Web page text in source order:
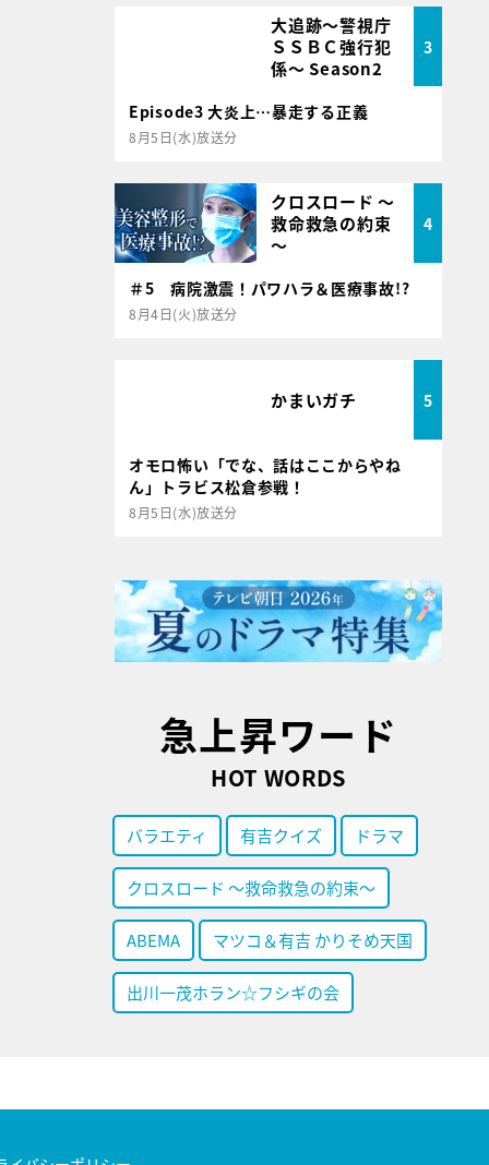
大追跡～警視庁
ＳＳＢＣ強行犯
係～ Season2
3
Episode3 大炎上…暴走する正義
8月5日(水)放送分
クロスロード ～
救命救急の約束
～
4
＃5 病院激震！パワハラ＆医療事故!?
8月4日(火)放送分
かまいガチ 5
オモロ怖い「でな、話はここからやね
ん」トラビス松倉参戦！
8月5日(水)放送分
急上昇ワード
HOT WORDS
バラエティ 有吉クイズ ドラマ
クロスロード ～救命救急の約束～
ABEMA マツコ＆有吉 かりそめ天国
出川一茂ホラン☆フシギの会